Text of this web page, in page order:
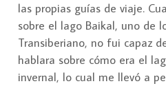
las propias guías de viaje.
sobre el lago Baikal, uno de
Transiberiano, no fui capaz
hablara sobre cómo era el
invernal, lo cual me llevó a